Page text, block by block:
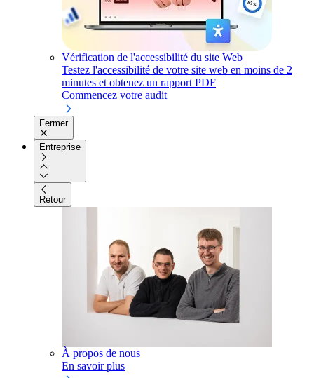
Vérification de l'accessibilité du site Web
Testez l'accessibilité de votre site web en moins de 2
minutes et obtenez un rapport PDF
Commencez votre audit
Fermer
Entreprise
Retour
À propos de nous
En savoir plus